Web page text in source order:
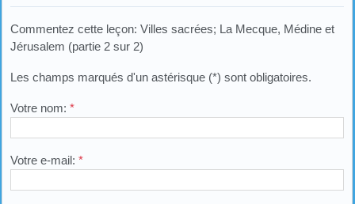
Commentez cette leçon: Villes sacrées; La Mecque, Médine et
Jérusalem (partie 2 sur 2)
Les champs marqués d'un astérisque (*) sont obligatoires.
Votre nom: *
Votre e-mail: *